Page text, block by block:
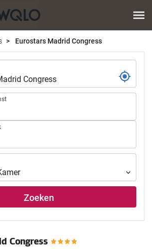
Eurostars Madrid Congress
Zoeken
Congress